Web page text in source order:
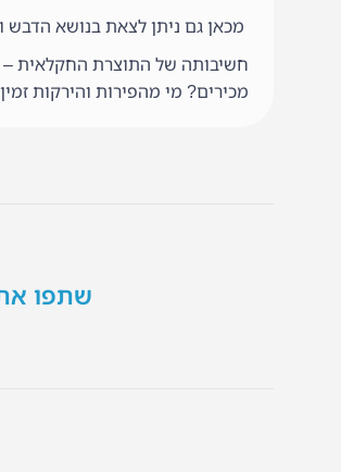
מכאן גם ניתן לצאת בנושא הדבש
חשיבותה של התוצרת החקלאית –
מכירים? מי מהפירות והירקות
שתפו